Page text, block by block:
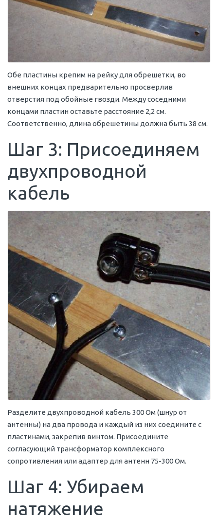
Обе пластины крепим на рейку для обрешетки, во
внешних концах предварительно просверлив
отверстия под обойные гвозди. Между соседними
концами пластин оставьте расстояние 2,2 см.
Соответственно, длина обрешетины должна быть 38 см.
Шаг 3: Присоединяем
двухпроводной
кабель
Разделите двухпроводной кабель 300 Ом (шнур от
антенны) на два провода и каждый из них соедините с
пластинами, закрепив винтом. Присоедините
согласующий трансформатор комплексного
сопротивления или адаптер для антенн 75-300 Ом.
Шаг 4: Убираем
натяжение